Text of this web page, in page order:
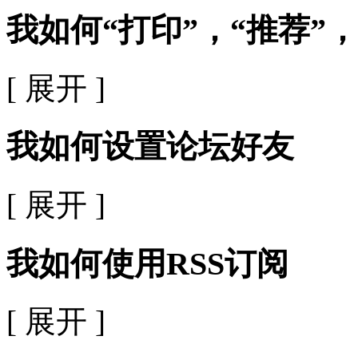
我如何“打印”，“推荐”
[ 展开 ]
我如何设置论坛好友
[ 展开 ]
我如何使用RSS订阅
[ 展开 ]